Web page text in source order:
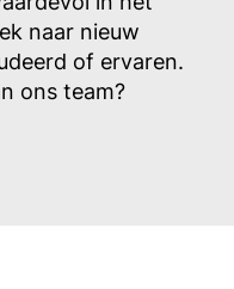
naar nieuw
of ervaren.
ons team?